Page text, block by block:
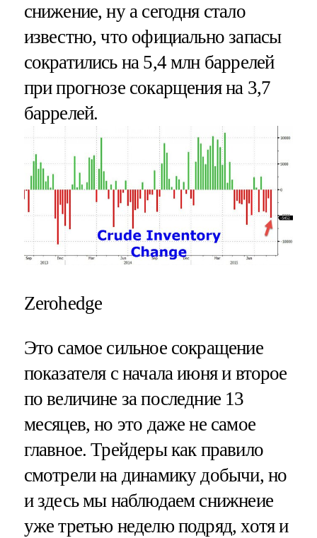
снижение, ну а сегодня стало
известно, что официально запасы
сократились на 5,4 млн баррелей
при прогнозе сокарщения на 3,7
баррелей.
Zerohedge
Это самое сильное сокращение
показателя с начала июня и второе
по величине за последние 13
месяцев, но это даже не самое
главное. Трейдеры как правило
смотрели на динамику добычи, но
и здесь мы наблюдаем снижнеие
уже третью неделю подряд, хотя и